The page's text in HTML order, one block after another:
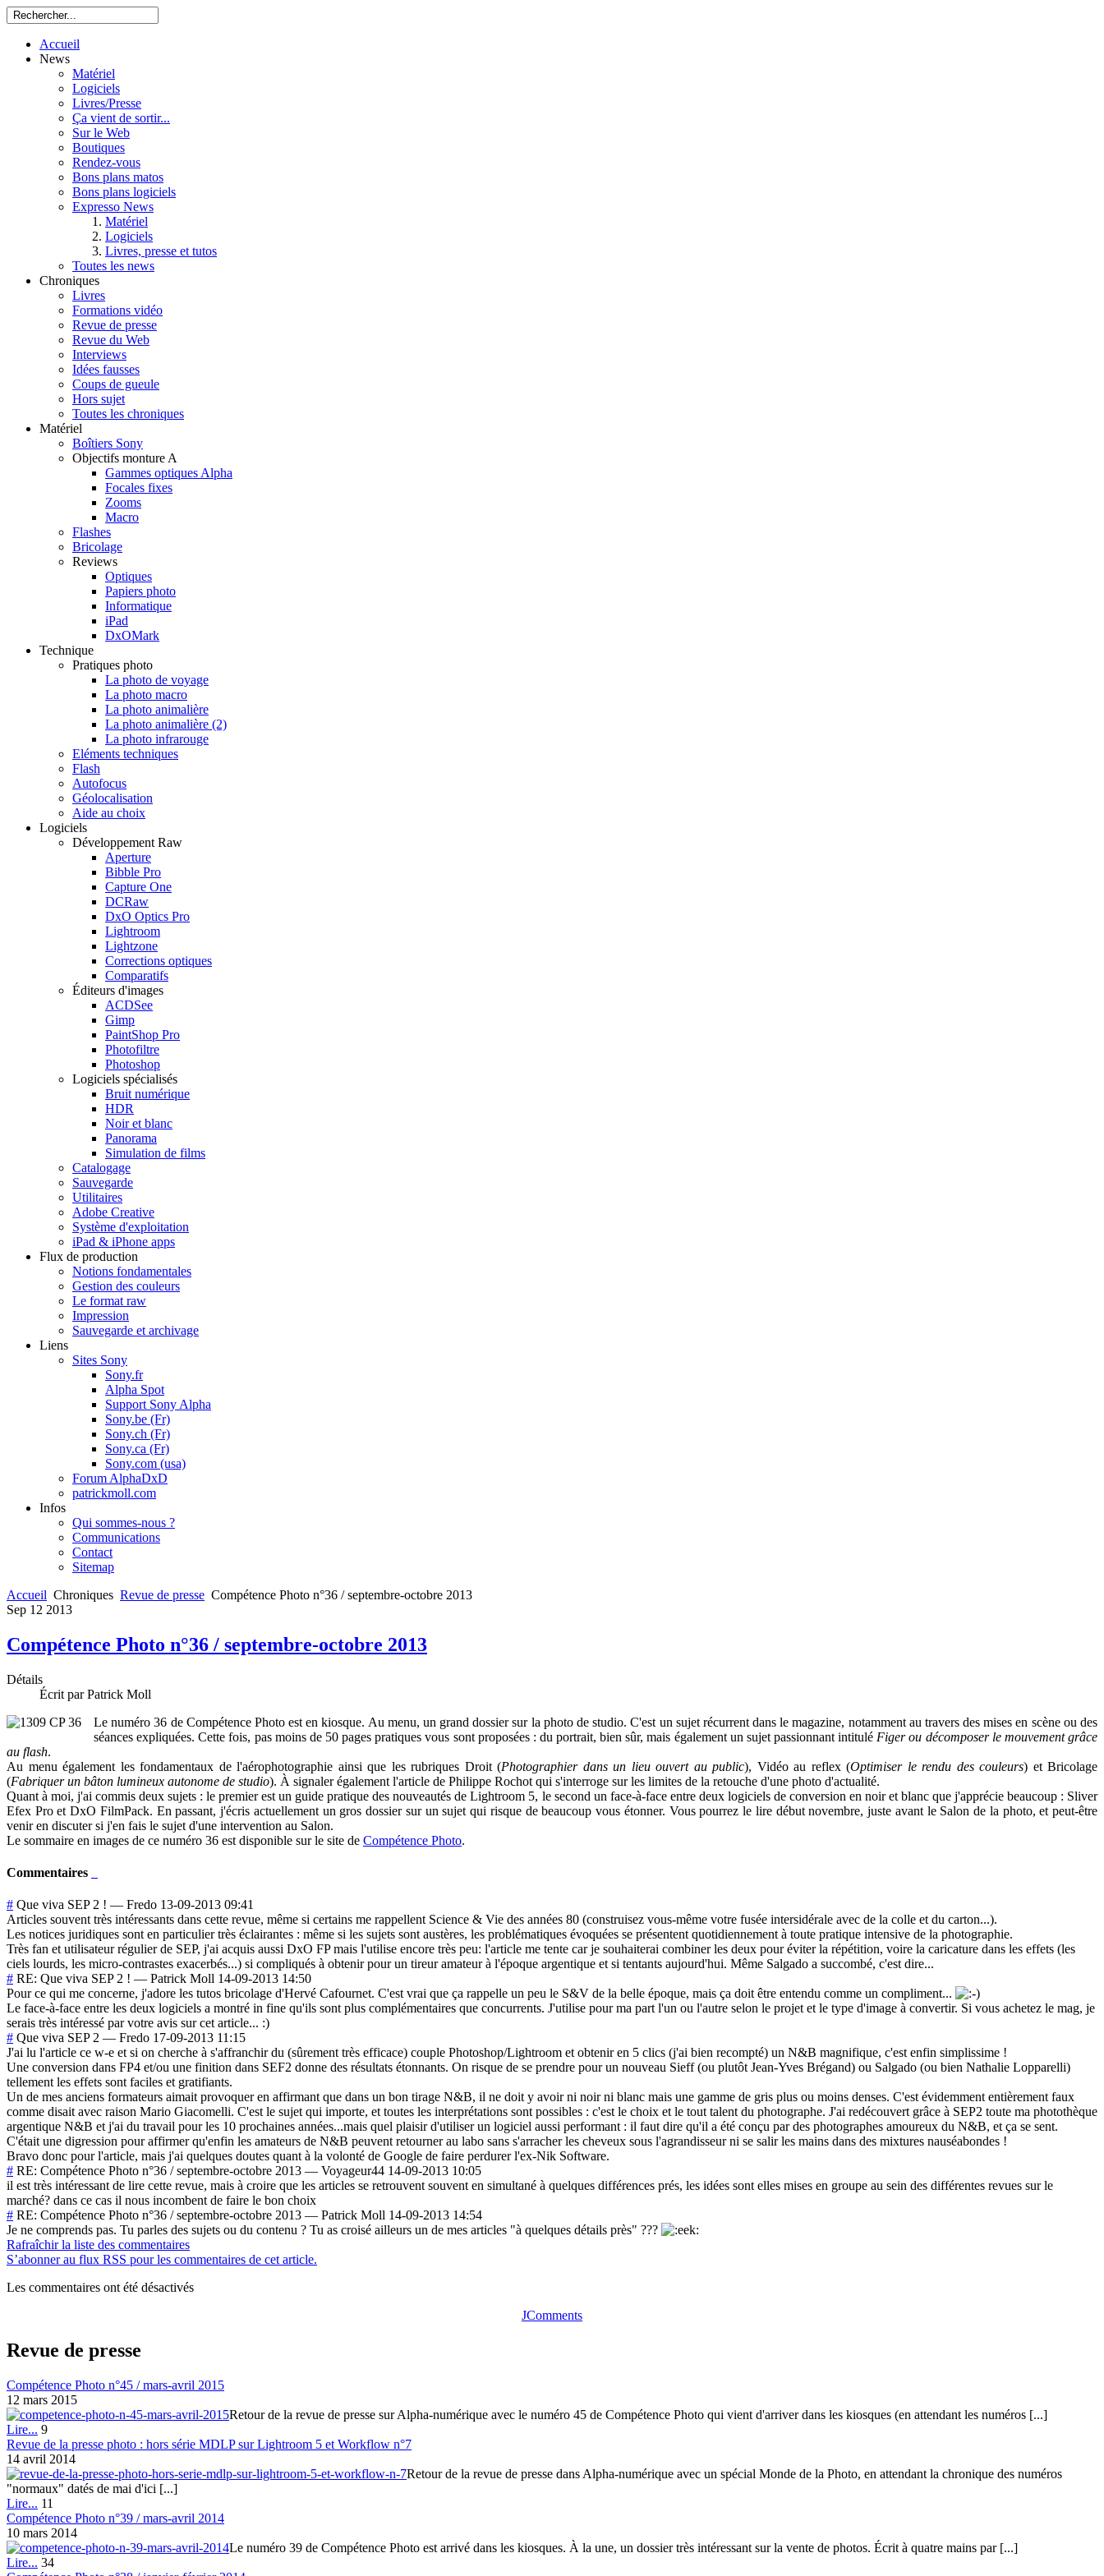
Accueil
News
Matériel
Logiciels
Livres/Presse
Ça vient de sortir...
Sur le Web
Boutiques
Rendez-vous
Bons plans matos
Bons plans logiciels
Expresso News
Matériel
Logiciels
Livres, presse et tutos
Toutes les news
Chroniques
Livres
Formations vidéo
Revue de presse
Revue du Web
Interviews
Idées fausses
Coups de gueule
Hors sujet
Toutes les chroniques
Matériel
Boîtiers Sony
Objectifs monture A
Gammes optiques Alpha
Focales fixes
Zooms
Macro
Flashes
Bricolage
Reviews
Optiques
Papiers photo
Informatique
iPad
DxOMark
Technique
Pratiques photo
La photo de voyage
La photo macro
La photo animalière
La photo animalière (2)
La photo infrarouge
Eléments techniques
Flash
Autofocus
Géolocalisation
Aide au choix
Logiciels
Développement Raw
Aperture
Bibble Pro
Capture One
DCRaw
DxO Optics Pro
Lightroom
Lightzone
Corrections optiques
Comparatifs
Éditeurs d'images
ACDSee
Gimp
PaintShop Pro
Photofiltre
Photoshop
Logiciels spécialisés
Bruit numérique
HDR
Noir et blanc
Panorama
Simulation de films
Catalogage
Sauvegarde
Utilitaires
Adobe Creative
Système d'exploitation
iPad & iPhone apps
Flux de production
Notions fondamentales
Gestion des couleurs
Le format raw
Impression
Sauvegarde et archivage
Liens
Sites Sony
Sony.fr
Alpha Spot
Support Sony Alpha
Sony.be (Fr)
Sony.ch (Fr)
Sony.ca (Fr)
Sony.com (usa)
Forum AlphaDxD
patrickmoll.com
Infos
Qui sommes-nous ?
Communications
Contact
Sitemap
Accueil Chroniques Revue de presse Compétence Photo n°36 / septembre-octobre 2013
Sep 12 2013
Compétence Photo n°36 / septembre-octobre 2013
Détails
Écrit par Patrick Moll
Le numéro 36 de Compétence Photo est en kiosque. Au menu, un grand dossier sur la photo de studio. C'est un sujet récurrent dans le magazine, notamment au travers des mises en scène ou des
séances expliquées. Cette fois, pas moins de 50 pages pratiques vous sont proposées : du portrait, bien sûr, mais également un sujet passionnant intitulé Figer ou décomposer le mouvement grâce
au flash.
Au menu également les fondamentaux de l'aérophotographie ainsi que les rubriques Droit (Photographier dans un lieu ouvert au public), Vidéo au reflex (Optimiser le rendu des couleurs) et Bricolage
(Fabriquer un bâton lumineux autonome de studio). À signaler également l'article de Philippe Rochot qui s'interroge sur les limites de la retouche d'une photo d'actualité.
Quant à moi, j'ai commis deux sujets : le premier est un guide pratique des nouveautés de Lightroom 5, le second un face-à-face entre deux logiciels de conversion en noir et blanc que j'apprécie beaucoup : Sliver
Efex Pro et DxO FilmPack. En passant, j'écris actuellement un gros dossier sur un sujet qui risque de beaucoup vous étonner. Vous pourrez le lire début novembre, juste avant le Salon de la photo, et peut-être
venir en discuter si j'en fais le sujet d'une intervention au Salon.
Le sommaire en images de ce numéro 36 est disponible sur le site de Compétence Photo.
Commentaires
# Que viva SEP 2 ! — Fredo 13-09-2013 09:41
Articles souvent très intéressants dans cette revue, même si certains me rappellent Science & Vie des années 80 (construisez vous-même votre fusée intersidérale avec de la colle et du carton...).
Les notices juridiques sont en particulier très éclairantes : même si les sujets sont austères, les problématiques évoquées se présentent quotidiennement à toute pratique intensive de la photographie.
Très fan et utilisateur régulier de SEP, j'ai acquis aussi DxO FP mais l'utilise encore très peu: l'article me tente car je souhaiterai combiner les deux pour éviter la répétition, voire la caricature dans les effets (les
ciels lourds, les micro-contrastes exacerbés...) si compliqués à obtenir pour un tireur amateur à l'époque argentique et si tentants aujourd'hui. Même Salgado a succombé, c'est dire...
# RE: Que viva SEP 2 ! — Patrick Moll 14-09-2013 14:50
Pour ce qui me concerne, j'adore les tutos bricolage d'Hervé Cafournet. C'est vrai que ça rappelle un peu le S&V de la belle époque, mais ça doit être entendu comme un compliment...
Le face-à-face entre les deux logiciels a montré in fine qu'ils sont plus complémentaires que concurrents. J'utilise pour ma part l'un ou l'autre selon le projet et le type d'image à convertir. Si vous achetez le mag, je
serais très intéressé par votre avis sur cet article... :)
# Que viva SEP 2 — Fredo 17-09-2013 11:15
J'ai lu l'article ce w-e et si on cherche à s'affranchir du (sûrement très efficace) couple Photoshop/Lightroom et obtenir en 5 clics (j'ai bien recompté) un N&B magnifique, c'est enfin simplissime !
Une conversion dans FP4 et/ou une finition dans SEF2 donne des résultats étonnants. On risque de se prendre pour un nouveau Sieff (ou plutôt Jean-Yves Brégand) ou Salgado (ou bien Nathalie Lopparelli)
tellement les effets sont faciles et gratifiants.
Un de mes anciens formateurs aimait provoquer en affirmant que dans un bon tirage N&B, il ne doit y avoir ni noir ni blanc mais une gamme de gris plus ou moins denses. C'est évidemment entièrement faux
comme disait avec raison Mario Giacomelli. C'est le sujet qui importe, et toutes les interprétations sont possibles : c'est le choix et le tout talent du photographe. J'ai redécouvert grâce à SEP2 toute ma photothèque
argentique N&B et j'ai du travail pour les 10 prochaines années...mais quel plaisir d'utiliser un logiciel aussi performant : il faut dire qu'il a été conçu par des photographes amoureux du N&B, et ça se sent.
C'était une digression pour affirmer qu'enfin les amateurs de N&B peuvent retourner au labo sans s'arracher les cheveux sous l'agrandisseur ni se salir les mains dans des mixtures nauséabondes !
Bravo donc pour l'article, mais j'ai quelques doutes quant à la volonté de Google de faire perdurer l'ex-Nik Software.
# RE: Compétence Photo n°36 / septembre-octobre 2013 — Voyageur44 14-09-2013 10:05
il est très intéressant de lire cette revue, mais à croire que les articles se retrouvent souvent en simultané à quelques différences prés, les idées sont elles mises en groupe au sein des différentes revues sur le
marché? dans ce cas il nous incombent de faire le bon choix
# RE: Compétence Photo n°36 / septembre-octobre 2013 — Patrick Moll 14-09-2013 14:54
Je ne comprends pas. Tu parles des sujets ou du contenu ? Tu as croisé ailleurs un de mes articles "à quelques détails près" ???
Rafraîchir la liste des commentaires
S’abonner au flux RSS pour les commentaires de cet article.
Les commentaires ont été désactivés
JComments
Revue de presse
Compétence Photo n°45 / mars-avril 2015
12 mars 2015
Retour de la revue de presse sur Alpha-numérique avec le numéro 45 de Compétence Photo qui vient d'arriver dans les kiosques (en attendant les numéros [...]
Lire... 9
Revue de la presse photo : hors série MDLP sur Lightroom 5 et Workflow n°7
14 avril 2014
Retour de la revue de presse dans Alpha-numérique avec un spécial Monde de la Photo, en attendant la chronique des numéros
"normaux" datés de mai d'ici [...]
Lire... 11
Compétence Photo n°39 / mars-avril 2014
10 mars 2014
Le numéro 39 de Compétence Photo est arrivé dans les kiosques. À la une, un dossier très intéressant sur la vente de photos. Écrit à quatre mains par [...]
Lire... 34